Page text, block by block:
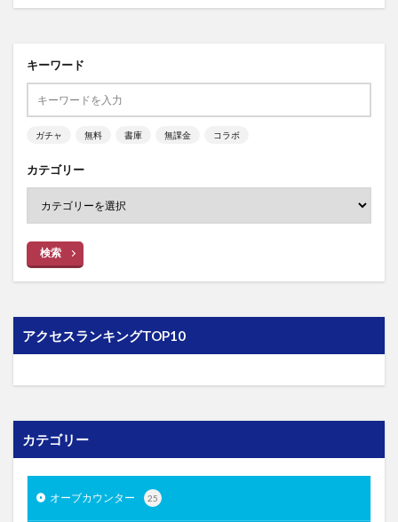
キーワード
ガチャ 無料 書庫 無課金 コラボ
カテゴリー
検索
アクセスランキングTOP10
カテゴリー
オーブカウンター 25